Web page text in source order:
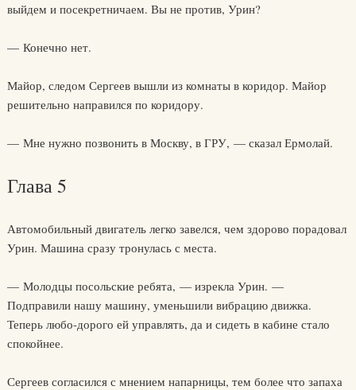
выйдем и посекретничаем. Вы не против, Урин?
— Конечно нет.
Майор, следом Сергеев вышли из комнаты в коридор. Майор
решительно направился по коридору.
— Мне нужно позвонить в Москву, в ГРУ, — сказал Ермолай.
Глава 5
Автомобильный двигатель легко завелся, чем здорово порадовал
Урин. Машина сразу тронулась с места.
— Молодцы посольские ребята, — изрекла Урин. —
Подправили нашу машину, уменьшили вибрацию движка.
Теперь любо-дорого ей управлять, да и сидеть в кабине стало
спокойнее.
Сергеев согласился с мнением напарницы, тем более что запаха